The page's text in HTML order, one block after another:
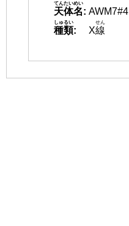
天体名
てんたいめい
: AWM7#4
種類
しゅるい
: X線
せん